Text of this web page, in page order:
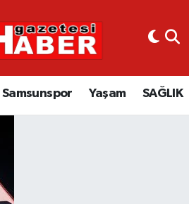
Samsunspor Yaşam SAĞLIK